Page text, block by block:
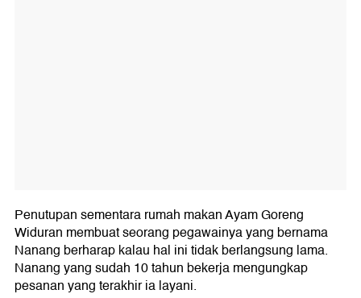
Penutupan sementara rumah makan Ayam Goreng
Widuran membuat seorang pegawainya yang bernama
Nanang berharap kalau hal ini tidak berlangsung lama.
Nanang yang sudah 10 tahun bekerja mengungkap
pesanan yang terakhir ia layani.